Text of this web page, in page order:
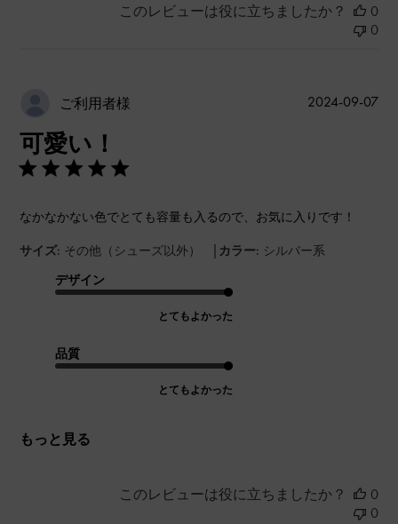
このレビューは役に立ちましたか？
0
0
ご利用者様
可愛い！
なかなかない色でとても容量も入るので、お気に入りです！
サイズ: その他（シューズ以外） | カラー: シルバー系
デザイン
とてもよかった
品質
とてもよかった
もっと見る
公
2024-09-07
このレビューは役に立ちましたか？
0
0